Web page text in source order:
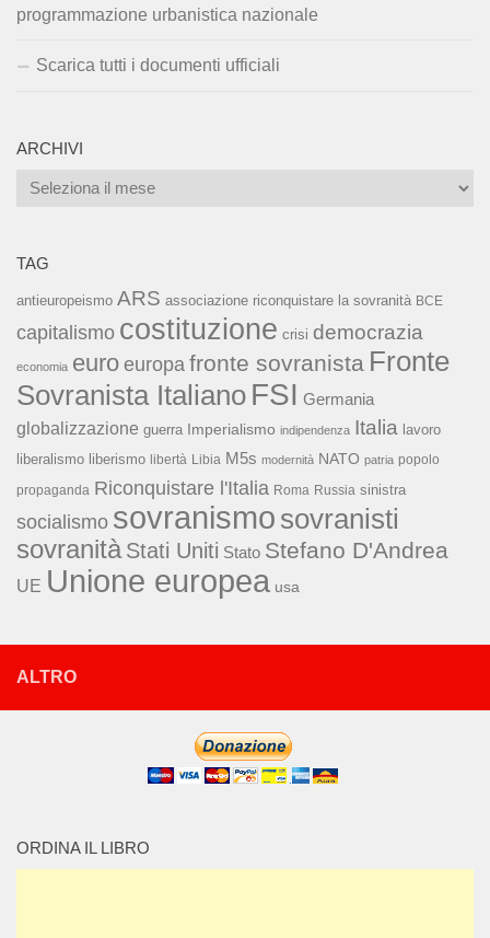
programmazione urbanistica nazionale
Scarica tutti i documenti ufficiali
ARCHIVI
Archivi
TAG
antieuropeismo ARS associazione riconquistare la sovranità BCE
capitalismo costituzione crisi democrazia
economia euro europa fronte sovranista Fronte
Sovranista Italiano FSI Germania
globalizzazione guerra Imperialismo indipendenza Italia lavoro
liberalismo liberismo libertà Libia M5s modernità NATO patria popolo
propaganda Riconquistare l'Italia Roma Russia sinistra
socialismo sovranismo sovranisti
sovranità Stati Uniti Stato Stefano D'Andrea
UE Unione europea usa
ALTRO
ORDINA IL LIBRO